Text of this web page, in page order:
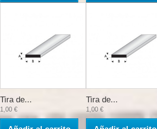
Tira de...
1,00 €
Tira de...
1,00 €